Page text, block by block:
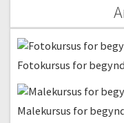
#10 Sådan laver du
07:39
#11 Selective colors
09:21
Professionel
#12 Refine edge tool |
Fotokursus for
Malekursus for